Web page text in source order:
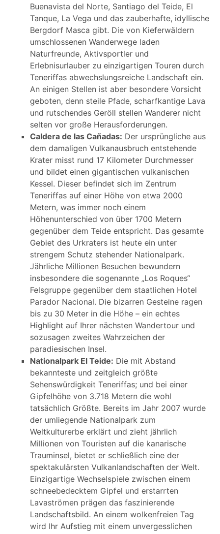
Buenavista del Norte, Santiago del Teide, El
Tanque, La Vega und das zauberhafte, idyllische
Bergdorf Masca gibt. Die von Kieferwäldern
umschlossenen Wanderwege laden
Naturfreunde, Aktivsportler und
Erlebnisurlauber zu einzigartigen Touren durch
Teneriffas abwechslungsreiche Landschaft ein.
An einigen Stellen ist aber besondere Vorsicht
geboten, denn steile Pfade, scharfkantige Lava
und rutschendes Geröll stellen Wanderer nicht
selten vor große Herausforderungen.
Caldera de las Cañadas: Der ursprüngliche aus
dem damaligen Vulkanausbruch entstehende
Krater misst rund 17 Kilometer Durchmesser
und bildet einen gigantischen vulkanischen
Kessel. Dieser befindet sich im Zentrum
Teneriffas auf einer Höhe von etwa 2000
Metern, was immer noch einem
Höhenunterschied von über 1700 Metern
gegenüber dem Teide entspricht. Das gesamte
Gebiet des Urkraters ist heute ein unter
strengem Schutz stehender Nationalpark.
Jährliche Millionen Besuchen bewundern
insbesondere die sogenannte „Los Roques“
Felsgruppe gegenüber dem staatlichen Hotel
Parador Nacional. Die bizarren Gesteine ragen
bis zu 30 Meter in die Höhe – ein echtes
Highlight auf Ihrer nächsten Wandertour und
sozusagen zweites Wahrzeichen der
paradiesischen Insel.
Nationalpark El Teide: Die mit Abstand
bekannteste und zeitgleich größte
Sehenswürdigkeit Teneriffas; und bei einer
Gipfelhöhe von 3.718 Metern die wohl
tatsächlich Größte. Bereits im Jahr 2007 wurde
der umliegende Nationalpark zum
Weltkulturerbe erklärt und zieht jährlich
Millionen von Touristen auf die kanarische
Trauminsel, bietet er schließlich eine der
spektakulärsten Vulkanlandschaften der Welt.
Einzigartige Wechselspiele zwischen einem
schneebedecktem Gipfel und erstarrten
Lavaströmen prägen das faszinierende
Landschaftsbild. An einem wolkenfreien Tag
wird Ihr Aufstieg mit einem unvergesslichen